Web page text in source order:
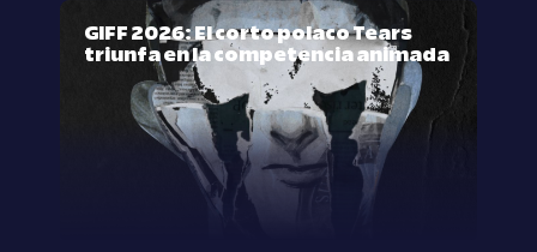
GIFF 2026: El corto polaco Tears
triunfa en la competencia animada